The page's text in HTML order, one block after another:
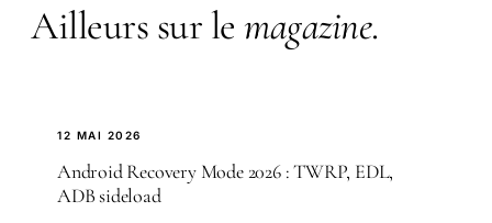
Ailleurs sur le magazine.
12 MAI 2026
Android Recovery Mode 2026 : TWRP, EDL,
ADB sideload